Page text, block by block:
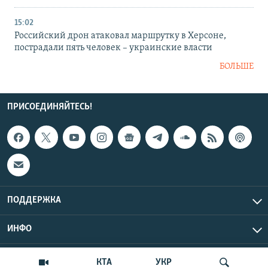
КТА УКР
15:02
Российский дрон атаковал маршрутку в Херсоне,
пострадали пять человек – украинские власти
БОЛЬШЕ
ПРИСОЕДИНЯЙТЕСЬ!
ПОДДЕРЖКА
ИНФО
Copyright Крым.Реалии, 2026 | Все права защищены.
UTC+3